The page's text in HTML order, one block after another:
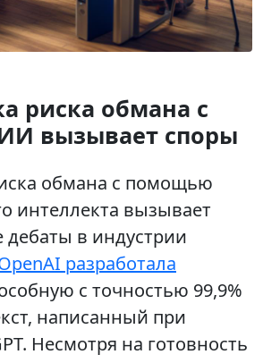
риска обмана с
вызывает споры
обмана с помощью
интеллекта вызывает
в индустрии
разработала
с точностью 99,9%
написанный при
Несмотря на готовность